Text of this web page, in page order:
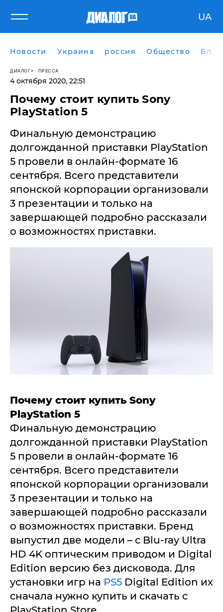
UA
Новости Украина россия Общество
ДИАЛОГ ПРЕССА
4 октября 2020, 22:51
Почему стоит купить Sony
PlayStation 5
Финальную демонстрацию
долгожданной приставки PlayStation
5 провели в онлайн-формате 16
сентября. Всего представители
японской корпорации организовали
3 презентации и только на
завершающей подробно рассказали
о возможностях приставки.
Почему стоит купить Sony
PlayStation 5
Финальную демонстрацию
долгожданной приставки PlayStation
5 провели в онлайн-формате 16
сентября. Всего представители
японской корпорации организовали
3 презентации и только на
завершающей подробно рассказали
о возможностях приставки. Бренд
выпустил две модели – с Blu-ray Ultra
HD 4K оптическим приводом и Digital
Edition версию без дисковода. Для
установки игр на PS5 Digital Edition их
сначала нужно купить и скачать с